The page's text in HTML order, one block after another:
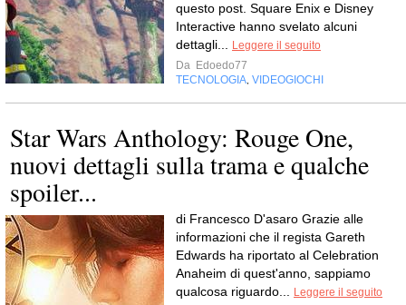
questo post. Square Enix e Disney
Interactive hanno svelato alcuni
dettagli...
Leggere il seguito
Da Edoedo77
TECNOLOGIA VIDEOGIOCHI
Star Wars Anthology: Rouge One,
nuovi dettagli sulla trama e qualche
spoiler...
di Francesco D'asaro Grazie alle
informazioni che il regista Gareth
Edwards ha riportato al Celebration
Anaheim di quest'anno, sappiamo
qualcosa riguardo...
Leggere il seguito